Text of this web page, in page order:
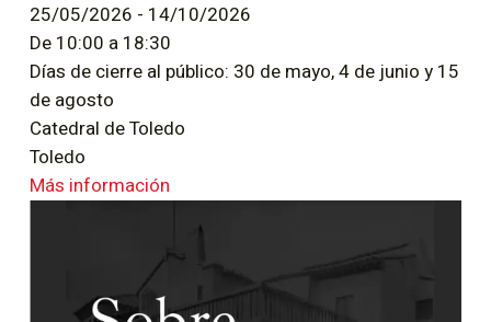
25/05/2026 - 14/10/2026
De 10:00 a 18:30
Días de cierre al público: 30 de mayo, 4 de junio y 15
de agosto
Catedral de Toledo
Toledo
Más información